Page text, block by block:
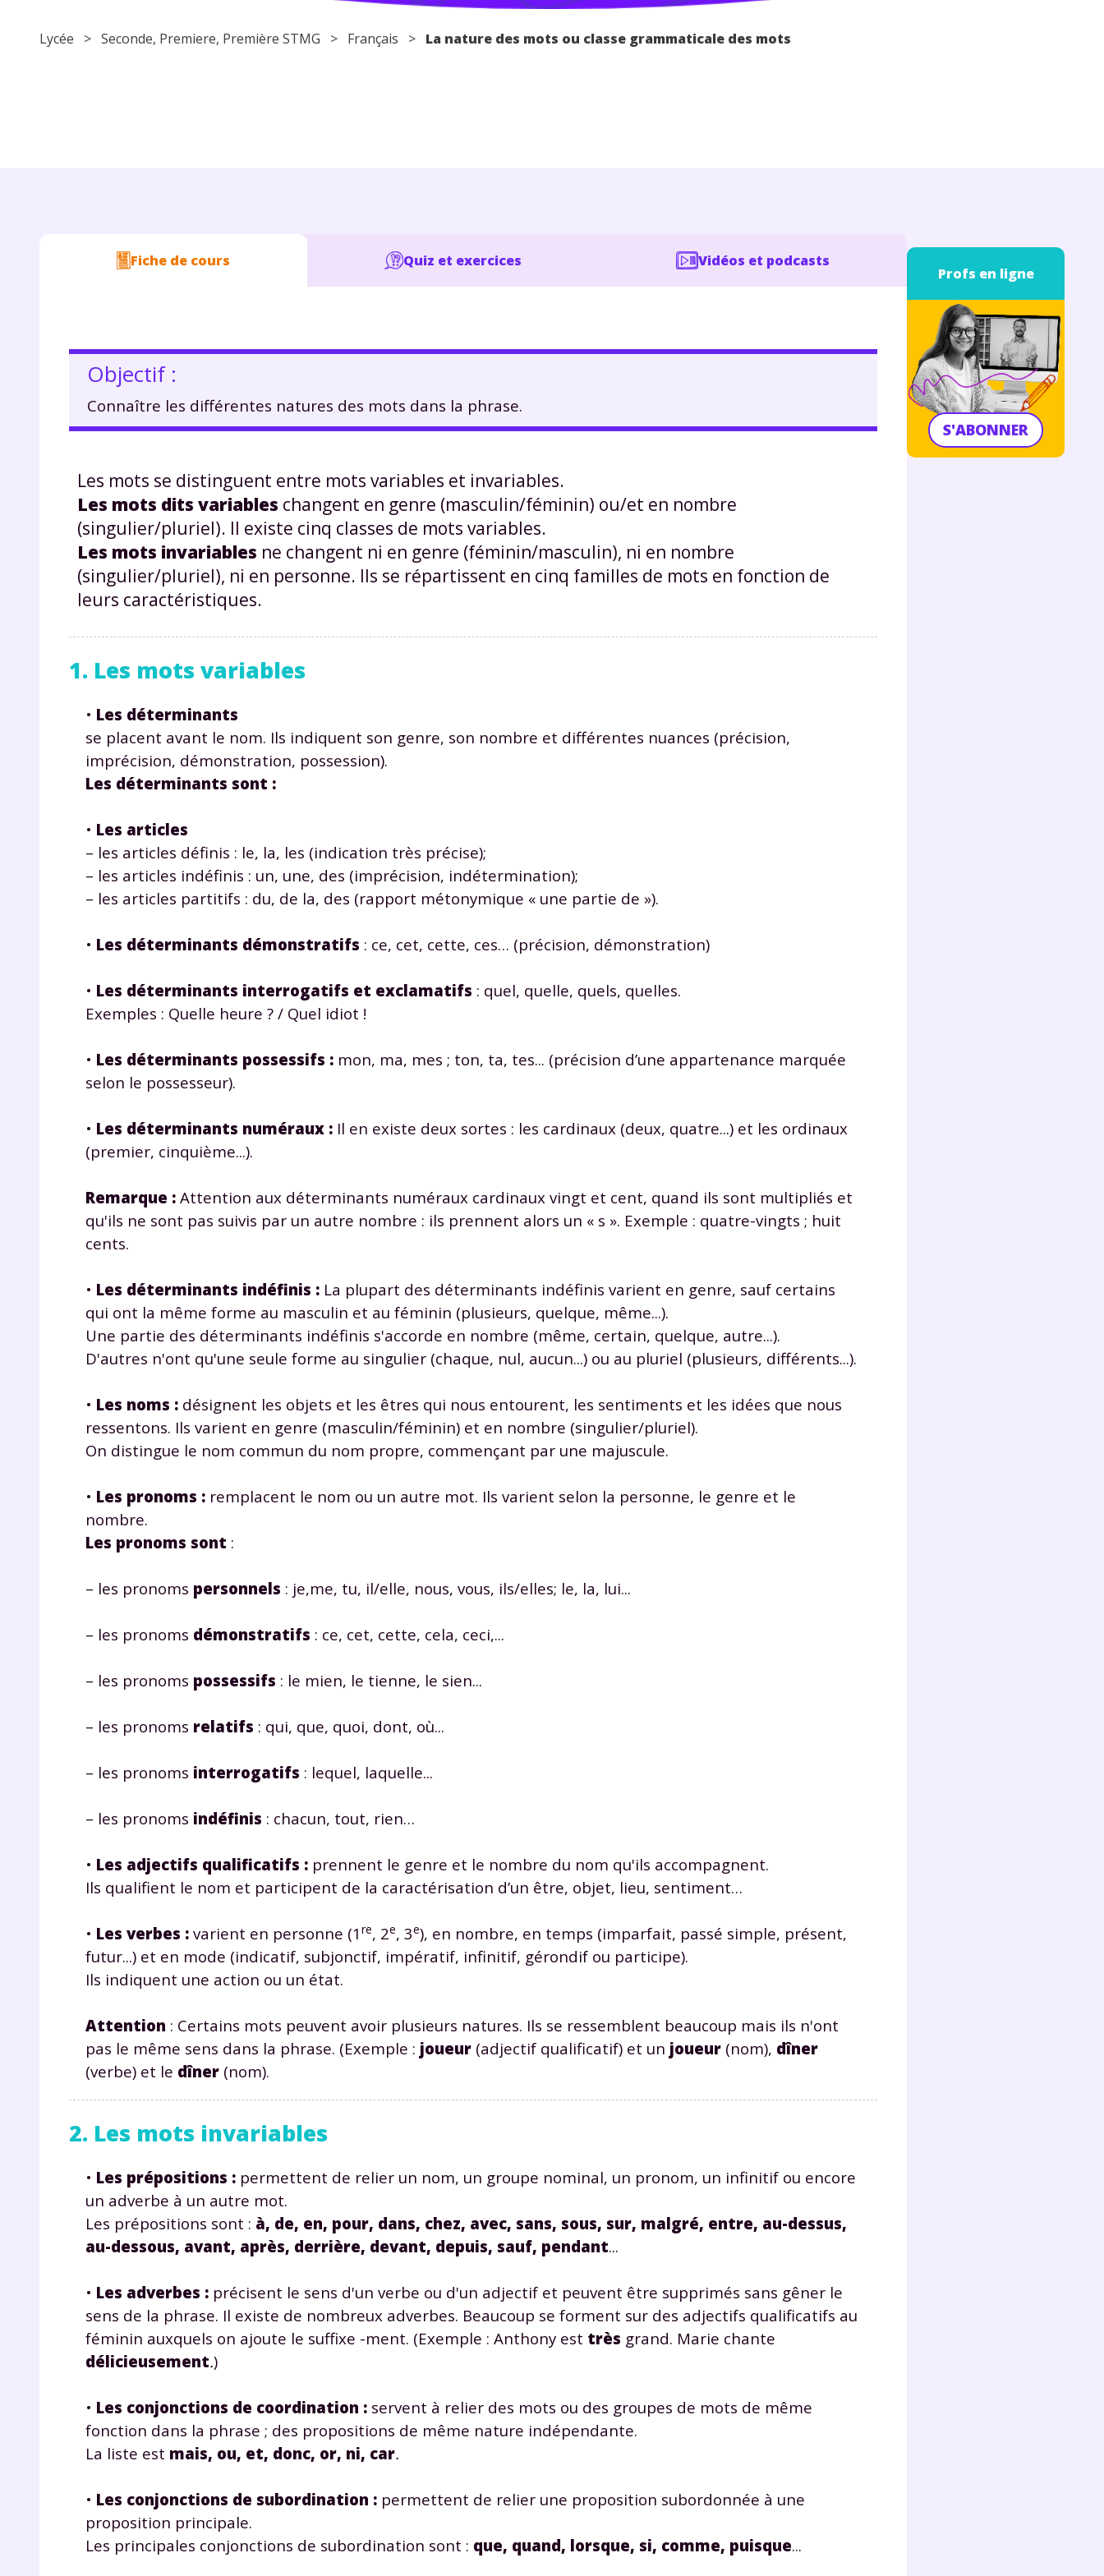
Lycée > Seconde, Premiere, Première STMG > Français > La nature des mots ou classe grammaticale des mots
Fiche de cours Quiz et exercices Vidéos et podcasts
Objectif :
Connaître les différentes natures des mots dans la phrase.
Les mots se distinguent entre mots variables et invariables.
Les mots dits variables changent en genre (masculin/féminin) ou/et en nombre
(singulier/pluriel). Il existe cinq classes de mots variables.
Les mots invariables ne changent ni en genre (féminin/masculin), ni en nombre
(singulier/pluriel), ni en personne. Ils se répartissent en cinq familles de mots en fonction de
leurs caractéristiques.
1. Les mots variables
• Les déterminants
se placent avant le nom. Ils indiquent son genre, son nombre et différentes nuances (précision,
imprécision, démonstration, possession).
Les déterminants sont :
• Les articles
– les articles définis : le, la, les (indication très précise);
– les articles indéfinis : un, une, des (imprécision, indétermination);
– les articles partitifs : du, de la, des (rapport métonymique « une partie de »).
• Les déterminants démonstratifs : ce, cet, cette, ces… (précision, démonstration)
• Les déterminants interrogatifs et exclamatifs : quel, quelle, quels, quelles.
Exemples : Quelle heure ? / Quel idiot !
• Les déterminants possessifs : mon, ma, mes ; ton, ta, tes... (précision d’une appartenance marquée
selon le possesseur).
• Les déterminants numéraux : Il en existe deux sortes : les cardinaux (deux, quatre...) et les ordinaux
(premier, cinquième...).
Remarque : Attention aux déterminants numéraux cardinaux vingt et cent, quand ils sont multipliés et
qu'ils ne sont pas suivis par un autre nombre : ils prennent alors un « s ». Exemple : quatre-vingts ; huit
cents.
• Les déterminants indéfinis : La plupart des déterminants indéfinis varient en genre, sauf certains
qui ont la même forme au masculin et au féminin (plusieurs, quelque, même...).
Une partie des déterminants indéfinis s'accorde en nombre (même, certain, quelque, autre...).
D'autres n'ont qu'une seule forme au singulier (chaque, nul, aucun...) ou au pluriel (plusieurs, différents...).
• Les noms : désignent les objets et les êtres qui nous entourent, les sentiments et les idées que nous
ressentons. Ils varient en genre (masculin/féminin) et en nombre (singulier/pluriel).
On distingue le nom commun du nom propre, commençant par une majuscule.
• Les pronoms : remplacent le nom ou un autre mot. Ils varient selon la personne, le genre et le
nombre.
Les pronoms sont :
– les pronoms personnels : je,me, tu, il/elle, nous, vous, ils/elles; le, la, lui...
– les pronoms démonstratifs : ce, cet, cette, cela, ceci,...
– les pronoms possessifs : le mien, le tienne, le sien...
– les pronoms relatifs : qui, que, quoi, dont, où...
– les pronoms interrogatifs : lequel, laquelle...
– les pronoms indéfinis : chacun, tout, rien…
• Les adjectifs qualificatifs : prennent le genre et le nombre du nom qu'ils accompagnent.
Ils qualifient le nom et participent de la caractérisation d’un être, objet, lieu, sentiment…
• Les verbes : varient en personne (1 re, 2e, 3e), en nombre, en temps (imparfait, passé simple, présent,
futur...) et en mode (indicatif, subjonctif, impératif, infinitif, gérondif ou participe).
Ils indiquent une action ou un état.
Attention : Certains mots peuvent avoir plusieurs natures. Ils se ressemblent beaucoup mais ils n'ont
pas le même sens dans la phrase. (Exemple : joueur (adjectif qualificatif) et un joueur (nom), dîner
(verbe) et le dîner (nom).
2. Les mots invariables
• Les prépositions : permettent de relier un nom, un groupe nominal, un pronom, un infinitif ou encore
un adverbe à un autre mot.
Les prépositions sont : à, de, en, pour, dans, chez, avec, sans, sous, sur, malgré, entre, au-dessus,
au-dessous, avant, après, derrière, devant, depuis, sauf, pendant...
• Les adverbes : précisent le sens d'un verbe ou d'un adjectif et peuvent être supprimés sans gêner le
sens de la phrase. Il existe de nombreux adverbes. Beaucoup se forment sur des adjectifs qualificatifs au
féminin auxquels on ajoute le suffixe -ment. (Exemple : Anthony est très grand. Marie chante
délicieusement.)
• Les conjonctions de coordination : servent à relier des mots ou des groupes de mots de même
fonction dans la phrase ; des propositions de même nature indépendante.
La liste est mais, ou, et, donc, or, ni, car.
• Les conjonctions de subordination : permettent de relier une proposition subordonnée à une
proposition principale.
Les principales conjonctions de subordination sont : que, quand, lorsque, si, comme, puisque...
Profs en ligne
S'ABONNER
Envie de progresser et de
Testez gratuitement pendant 24h
notre plateforme de soutien scolaire !
Fiches de cours et vidéos,
exercices corrigés ,
Unespace dédié aux
Tout le programme scolaire
du CP à la Terminale
disponibles à la demande
* Votre code d'accès sera envoyé à cette adresse e-mail. En renseignant votre e-mail, vous
marque myMaxicours, afin que SEJER puisse vous donner accès au service de soutien scolaire
pendant 24h. Pour en savoir plus sur la gestion de vos données personnelles et pour exercer
J’accepte de recevoir les actualités et des communications de la
newsletter. Vous pourrez vous désinscrire à tout moment, à travers le lien de
notre charte.